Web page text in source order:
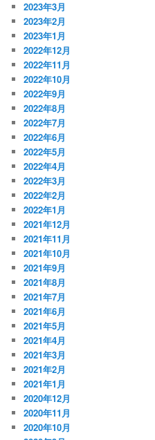
2023年3月
2023年2月
2023年1月
2022年12月
2022年11月
2022年10月
2022年9月
2022年8月
2022年7月
2022年6月
2022年5月
2022年4月
2022年3月
2022年2月
2022年1月
2021年12月
2021年11月
2021年10月
2021年9月
2021年8月
2021年7月
2021年6月
2021年5月
2021年4月
2021年3月
2021年2月
2021年1月
2020年12月
2020年11月
2020年10月